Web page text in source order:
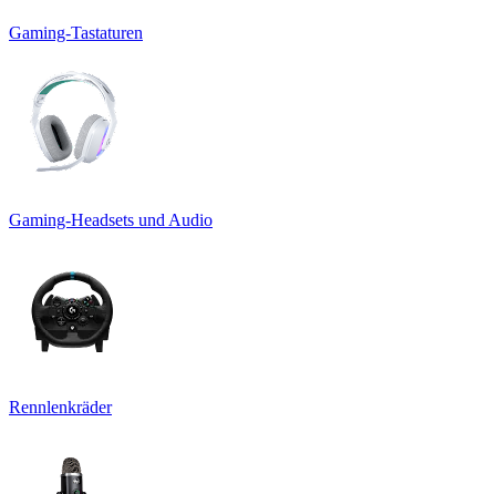
Gaming-Tastaturen
Gaming-Headsets und Audio
Rennlenkräder